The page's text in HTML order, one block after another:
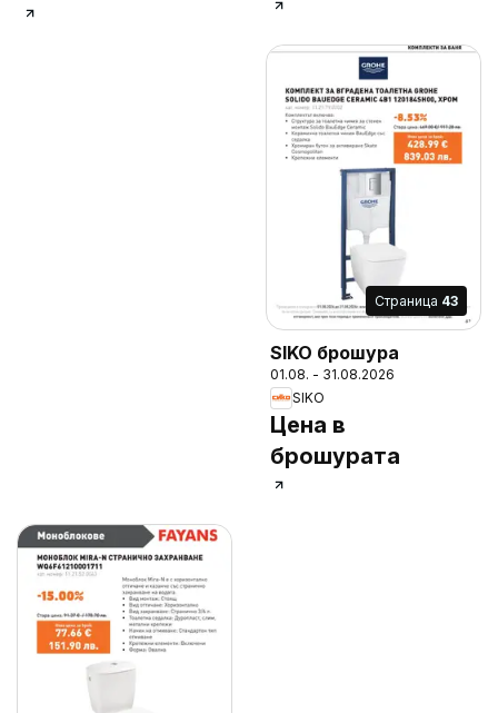
Cтраница 43
SIKO брошура
01.08. - 31.08.2026
SIKO
Цена в
брошурата